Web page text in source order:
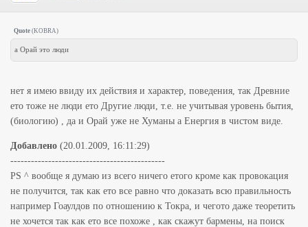
Quote (KOBRA)
а Орай это люди
нет я имею ввиду их действия и характер, поведения, так Древние
ето тоже не люди ето Другие люди, т.е. не учитывая уровень бытия,
(биологию) , да и Орай уже не Хуманы а Енергия в чистом виде.
Добавлено (20.01.2009, 16:11:29)
---------------------------------------------
PS ^ вообще я думаю из всего ничего етого кроме как провокация
не получится, так как ето все равно что доказать всю правильность
например Гоаулдов по отношению к Токра, и чегото даже теоретить
не хочется так как ето все похоже , как скажут бармены, на поиск